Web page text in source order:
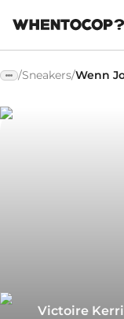
/Sneakers/
Victoire